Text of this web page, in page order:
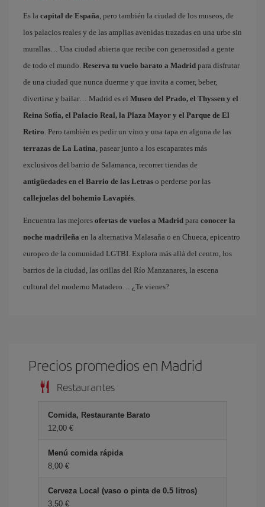
Es la capital de España, pero también la ciudad de los museos, de
los palacios reales y de las amplias avenidas trazadas en una urbe sin
murallas… Una ciudad abierta que recibe con generosidad a gente
de todo el mundo. Reserva tu vuelo barato a Madrid para disfrutar
de una ciudad que nunca duerme y que invita a comer, beber,
divertirse y bailar… Madrid es el Museo del Prado, el Thyssen y el
Reina Sofía, el Palacio Real, la Plaza Mayor y el Parque de El
Retiro. Pero también es pedir un vino y una tapa en alguna de las
terrazas de La Latina, pasear junto a los escaparates más
exclusivos del barrio de Salamanca, recorrer tiendas de
antigüedades en el Barrio de las Letras o perderse por las
callejuelas del bohemio Lavapiés.
Encuentra las mejores ofertas de vuelos a Madrid para conocer la
noche madrileña en la alternativa Malasaña o en Chueca, epicentro
europeo de la comunidad LGTBI. Explora más allá del centro, los
barrios de la ciudad, las orillas del Río Manzanares, la escena
cultural del moderno Matadero… ¿Te vienes?
Precios promedios en Madrid
Restaurantes
Comida, Restaurante Barato
12,00
Menú comida rápida
8,00
Cerveza Local (vaso o pinta de 0.5 litros)
3,50